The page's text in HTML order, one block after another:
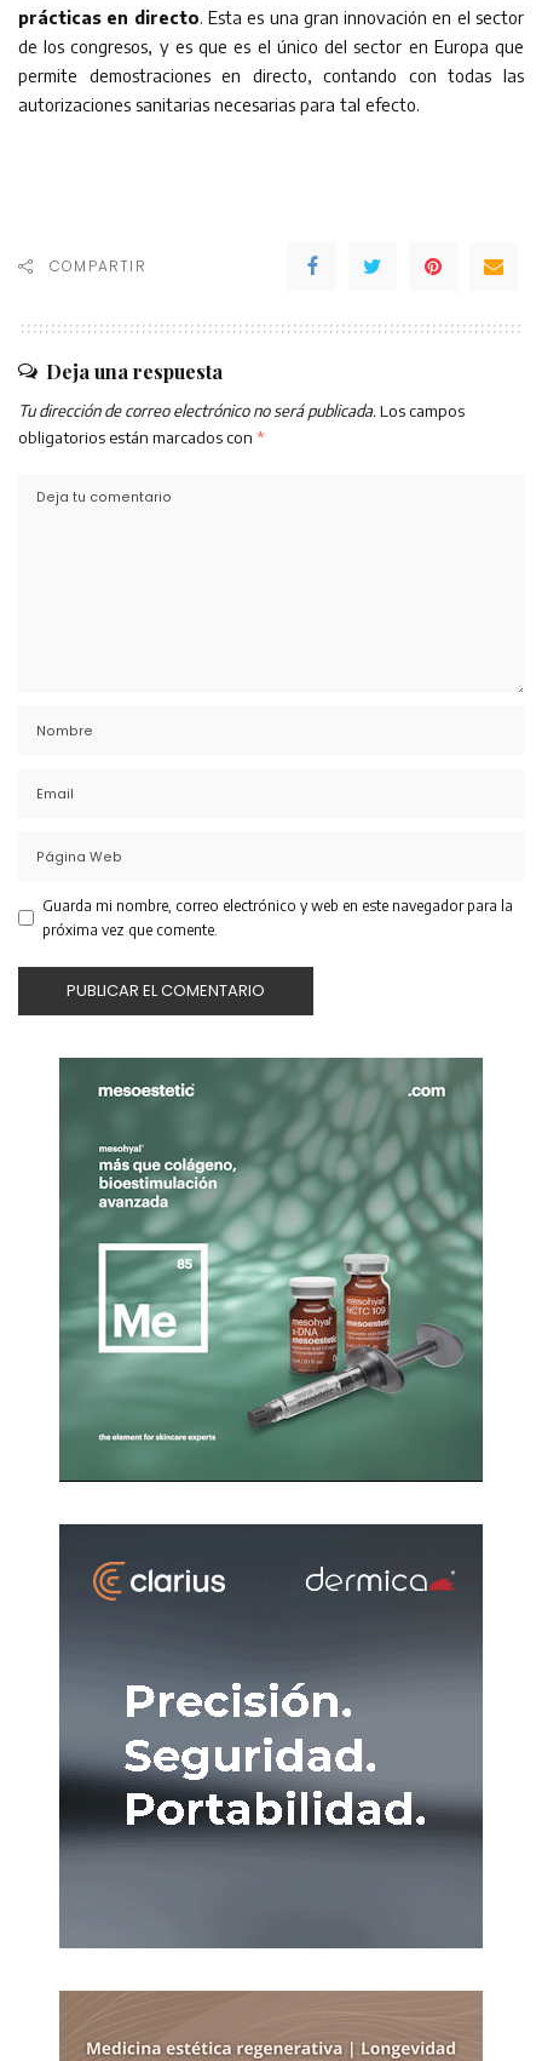
prácticas en directo. Esta es una gran innovación en el sector
de los congresos, y es que es el único del sector en Europa que
permite demostraciones en directo, contando con todas las
autorizaciones sanitarias necesarias para tal efecto.
COMPARTIR
Deja una respuesta
Tu dirección de correo electrónico no será publicada. Los campos
obligatorios están marcados con *
Guarda mi nombre, correo electrónico y web en este navegador para la
próxima vez que comente.